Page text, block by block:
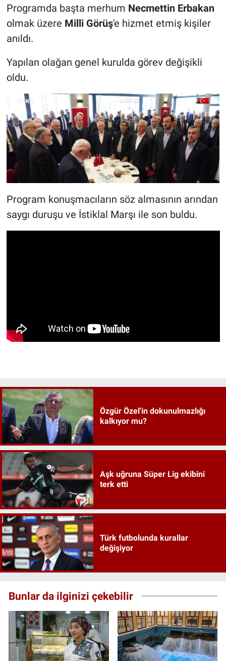
Programda başta merhum Necmettin Erbakan
olmak üzere Milli Görüş'e hizmet etmiş kişiler
anıldı.
Yapılan olağan genel kurulda görev değişikli
oldu.
Program konuşmacıların söz almasının arından
saygı duruşu ve İstiklal Marşı ile son buldu.
Özgür Özel'in dokunulmazlığı
kalkıyor mu?
Aşk uğruna Süper Lig ekibini
terk etti
Türk futbolunda kurallar
değişiyor
Bunlar da ilginizi çekebilir